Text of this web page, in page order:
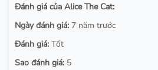
Đánh giá của Alice The Cat:
Ngày đánh giá: 7 năm trước
Đánh giá: Tốt
Sao đánh giá: 5